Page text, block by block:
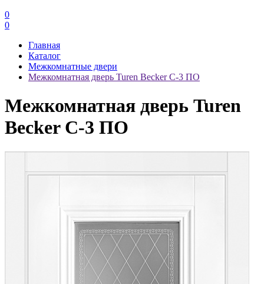
0
0
Главная
Каталог
Межкомнатные двери
Межкомнатная дверь Turen Becker С-3 ПО
Межкомнатная дверь Turen
Becker С-3 ПО